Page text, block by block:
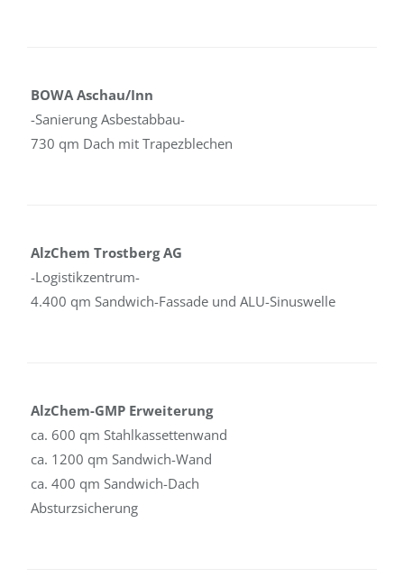
BOWA Aschau/Inn
-Sanierung Asbestabbau-
730 qm Dach mit Trapezblechen
AlzChem Trostberg AG
-Logistikzentrum-
4.400 qm Sandwich-Fassade und ALU-Sinuswelle
AlzChem-GMP Erweiterung
ca. 600 qm Stahlkassettenwand
ca. 1200 qm Sandwich-Wand
ca. 400 qm Sandwich-Dach
Absturzsicherung